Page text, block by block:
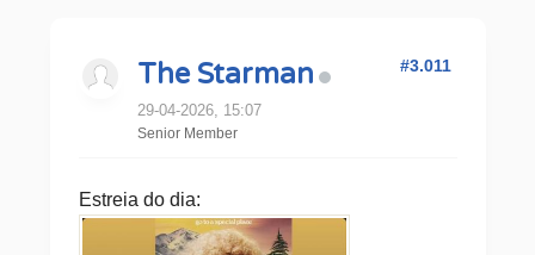
The Starman
29-04-2026, 15:07
Senior Member
#3.011
Estreia do dia: